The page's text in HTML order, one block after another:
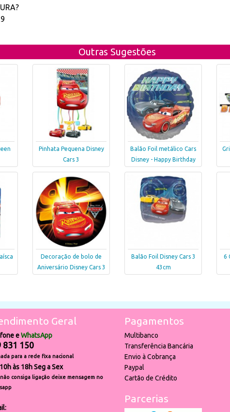
Outras Sugestões
Pinhata Pequena Disney
Cars 3
Balão Foil metálico Cars
Disney - Happy Birthday
Decoração de bolo de
Aniversário Disney Cars 3
Balão Foil Disney Cars 3
43cm
6
Geral
eWhatsApp
831 150
para a rede fixa nacional
às 18h Seg a Sex
não consiga ligação deixe mensagem no
Pagamentos
Multibanco
Transferência Bancária
Envio à Cobrança
Paypal
Cartão de Crédito
Parcerias